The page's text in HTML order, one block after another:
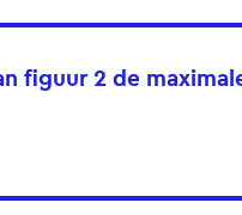
figuur 2 de